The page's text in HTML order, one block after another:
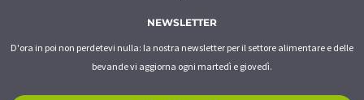
NEWSLETTER
D'ora in poi non perdetevi nulla: la nostra newsletter per il settore alimentare e delle
bevande vi aggiorna ogni martedì e giovedì.